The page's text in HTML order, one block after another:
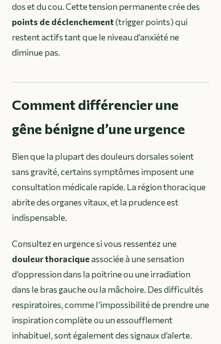
dos et du cou. Cette tension permanente crée des
points de déclenchement(trigger points) qui
restent actifs tant que le niveau d’anxiété ne
diminue pas.
Comment différencier une
gêne bénigne d’une urgence
Bien que la plupart des douleurs dorsales soient
sans gravité, certains symptômes imposent une
consultation médicale rapide. La région thoracique
abrite des organes vitaux, et la prudence est
indispensable.
Consultez en urgence si vous ressentez une
douleur thoraciqueassociée à une sensation
d’oppression dans la poitrine ou une irradiation
dans le bras gauche ou la mâchoire. Des difficultés
respiratoires, comme l’impossibilité de prendre une
inspiration complète ou un essoufflement
inhabituel, sont également des signaux d’alerte.